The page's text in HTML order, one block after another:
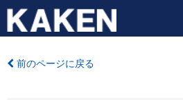
前のページに戻る